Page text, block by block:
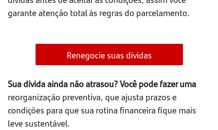
garante atenção total às regras do parcelamento.
Renegocie suas dívidas
Sua dívida ainda não atrasou? Você pode fazer uma
reorganização preventiva, que ajusta prazos e
condições para que sua rotina financeira fique mais
leve sustentável.